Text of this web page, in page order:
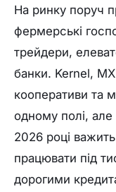
На ринку поруч
фермерські
трейдери,
банки. Kernel,
кооперативи та
одному полі,
2026 році
працювати під
дорогими